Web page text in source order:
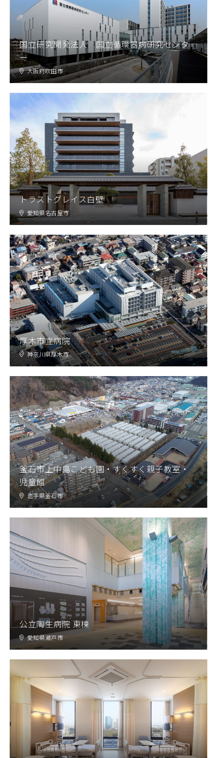
国立研究開発法人 国立循環器病研究センタ
ー
大阪府吹田市
トラストグレイス白壁
愛知県名古屋市
厚木市立病院
神奈川県厚木市
釜石市上中島こども園・すくすく親子教室・
児童館
岩手県釜石市
公立陶生病院 東棟
愛知県瀬戸市